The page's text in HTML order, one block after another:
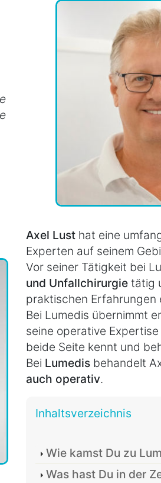
Axel Lust hat eine
Experten auf seinem
Vor seiner Tätigkeit bei
und Unfallchirurgie tätig
praktischen Erfahrungen
Bei Lumedis übernimmt
seine operative
beide Seite kennt und
Bei Lumedis behandelt
auch operativ.
Inhaltsverzeichnis
Wie kamst Du zu
Was hast Du in der